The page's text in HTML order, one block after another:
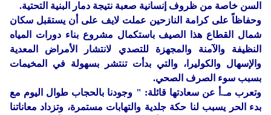
السن خاصة من ظروف إنسانية صعبة نتيجة دمار البنية التحتية.
وحفاظاً على كرامة النازحين عملت لايف على أن يستقبل سكان
شمال القطاع هذا الصيف باستكمال مشروع بناء دورات المياه
النظيفة والآمنة والمجهزة للتصدي لانتشار الأمراض المعدية
والإسهال والكوليرا، والتي بدأت تنتشر بسهولة في المخيمات
بسبب سوء الصرف الصحي.
وتعرب مـ.أ عن سعادتها قائلة: " وجودنا بالحجاب طوال اليوم مع
بدء الحر يسبب لنا حكة جلدية والتهابات مستمرة، وتزداد معاناتنا